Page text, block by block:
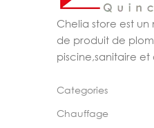
Chelia store est
de produit de
piscine,sanitaire et
Categories
Chauffage